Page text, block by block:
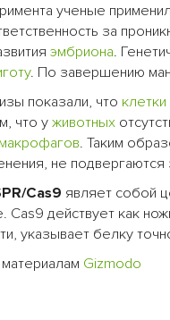
ученые
за
эмбриона.
. По завершению
показали, что клетки
что у животных
макрофагов. Таким
не
Cas9 являет собой
Cas9 действует как
указывает белку
Gizmodo